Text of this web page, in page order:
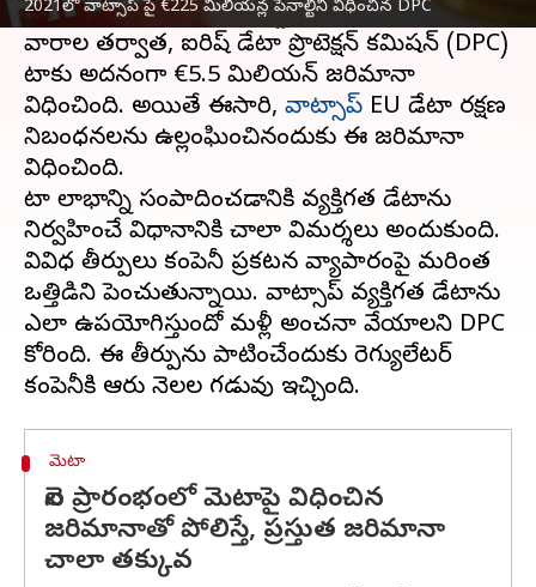
2021లో వాట్సాప్ పై €225 మిలియన్ల పెనాల్టీని విధించిన DPC
భారీ €390 మిలియన్ పెనాల్టీని విధించిన రెండు
వారాల తర్వాత, ఐరిష్ డేటా ప్రొటెక్షన్ కమిషన్ (DPC)
మెటాకు అదనంగా €5.5 మిలియన్ జరిమానా
విధించింది. అయితే ఈసారి, వాట్సాప్ EU డేటా రక్షణ
నిబంధనలను ఉల్లంఘించినందుకు ఈ జరిమానా
విధించింది.
మెటా లాభాన్ని సంపాదించడానికి వ్యక్తిగత డేటాను
నిర్వహించే విధానానికి చాలా విమర్శలు అందుకుంది.
వివిధ తీర్పులు కంపెనీ ప్రకటన వ్యాపారంపై మరింత
ఒత్తిడిని పెంచుతున్నాయి. వాట్సాప్ వ్యక్తిగత డేటాను
ఎలా ఉపయోగిస్తుందో మళ్లీ అంచనా వేయాలని DPC
కోరింది. ఈ తీర్పును పాటించేందుకు రెగ్యులేటర్
మెటా
నెల ప్రారంభంలో మెటాపై విధించిన
జరిమానాతో పోలిస్తే, ప్రస్తుత జరిమానా
చాలా తక్కువ